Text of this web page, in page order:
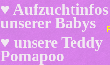
♥ Aufzuchtinfos
unserer Babys
♥ unsere Teddy
Pomapoo